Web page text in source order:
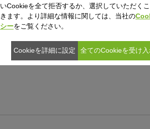
いCookieを全て拒否するか、選択していただく
きます。より詳細な情報に関しては、当社の
シーをご覧ください。
Cookieを詳細に設定 全てのCookieを受け